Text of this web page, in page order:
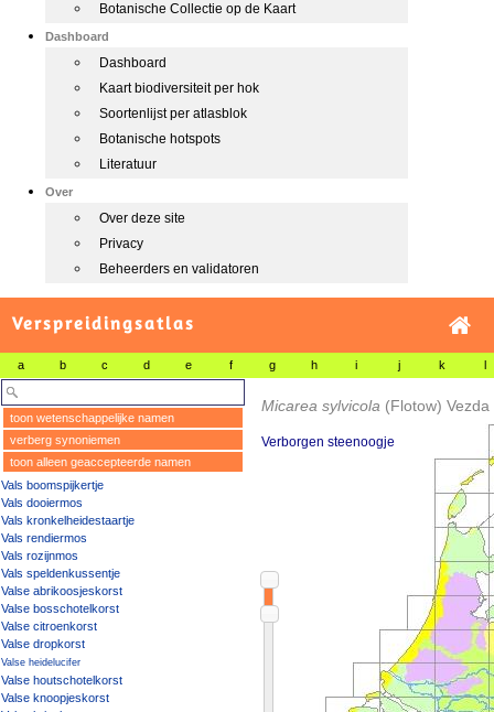
Botanische Collectie op de Kaart
Dashboard
Dashboard
Kaart biodiversiteit per hok
Soortenlijst per atlasblok
Botanische hotspots
Literatuur
Over
Over deze site
Privacy
Beheerders en validatoren
Verspreidingsatlas
a b c d e f g h i j k l
toon wetenschappelijke namen
verberg synoniemen
toon alleen geaccepteerde namen
Vals boomspijkertje
Vals dooiermos
Vals kronkelheidestaartje
Vals rendiermos
Vals rozijnmos
Vals speldenkussentje
Valse abrikoosjeskorst
Valse bosschotelkorst
Valse citroenkorst
Valse dropkorst
Valse heidelucifer
Valse houtschotelkorst
Valse knoopjeskorst
Micarea sylvicola (Flotow) Vezda
Verborgen steenoogje